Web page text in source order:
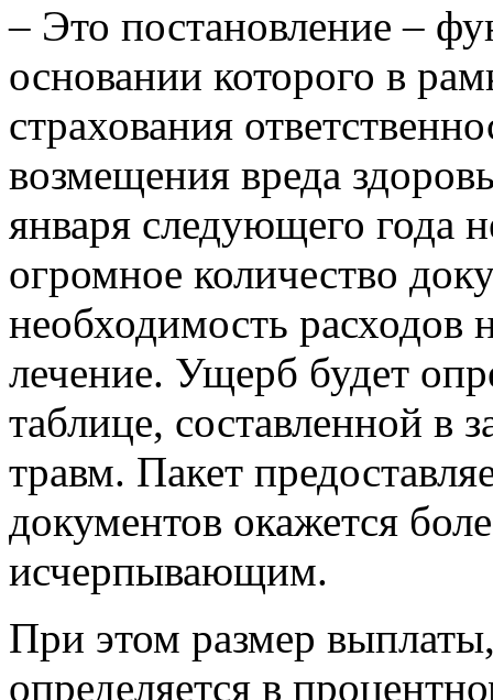
– Это постановление –
основании которого в
страхования
возмещения вреда
января следующего года
огромное количество
необходимость расходов
лечение. Ущерб будет
таблице, составленной в
травм. Пакет
документов окажется
исчерпывающим.
При этом размер
определяется в